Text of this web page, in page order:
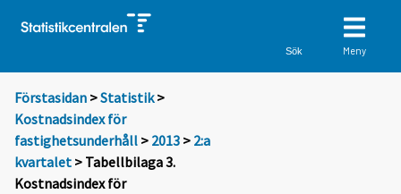
Sök Meny
Förstasidan >Statistik >
Kostnadsindex för
fastighetsunderhåll > 2013 > 2:a
kvartalet > Tabellbilaga 3.
Kostnadsindex för